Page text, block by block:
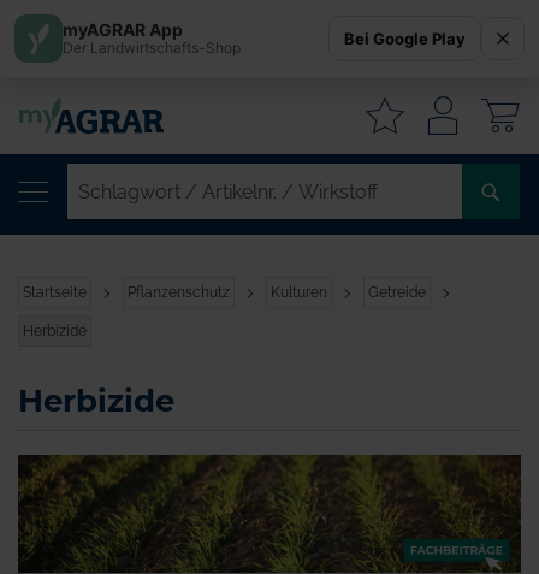
Startseite Pflanzenschutz Kulturen Getreide
Herbizide
Herbizide
myAGRAR App
Der Landwirtschafts-Shop Bei Google Play